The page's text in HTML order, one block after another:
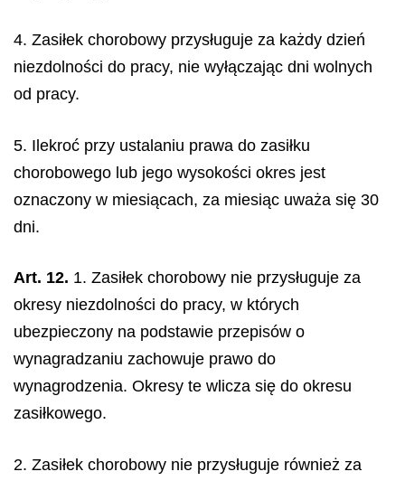
4. Zasiłek chorobowy przysługuje za każdy dzień
niezdolności do pracy, nie wyłączając dni wolnych
od pracy.
5. Ilekroć przy ustalaniu prawa do zasiłku
chorobowego lub jego wysokości okres jest
oznaczony w miesiącach, za miesiąc uważa się 30
dni.
Art. 12. 1. Zasiłek chorobowy nie przysługuje za
okresy niezdolności do pracy, w których
ubezpieczony na podstawie przepisów o
wynagradzaniu zachowuje prawo do
wynagrodzenia. Okresy te wlicza się do okresu
zasiłkowego.
2. Zasiłek chorobowy nie przysługuje również za